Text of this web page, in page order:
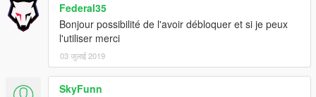
Federal35
Bonjour possibilité de l'avoir débloquer et si je peux
l'utiliser merci
03 जुलाई 2019
SkyFunn